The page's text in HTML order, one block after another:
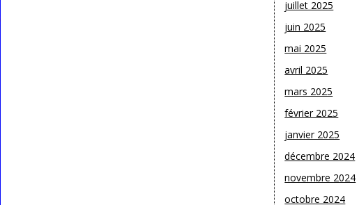
juillet 2025
juin 2025
mai 2025
avril 2025
mars 2025
février 2025
janvier 2025
décembre 2024
novembre 2024
octobre 2024